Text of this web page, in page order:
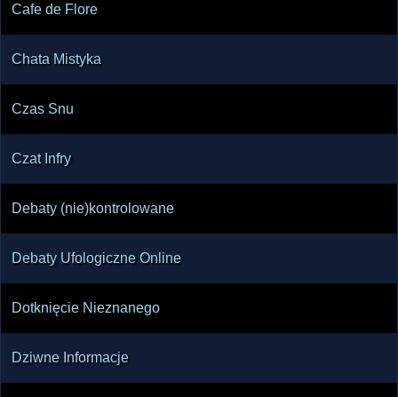
Cafe de Flore
Chata Mistyka
Czas Snu
Czat Infry
Debaty (nie)kontrolowane
Debaty Ufologiczne Online
Dotknięcie Nieznanego
Dziwne Informacje